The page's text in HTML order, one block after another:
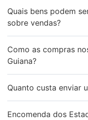
Quais bens podem
sobre vendas?
Como as compras
Guiana?
Quanto custa enviar
Encomenda dos